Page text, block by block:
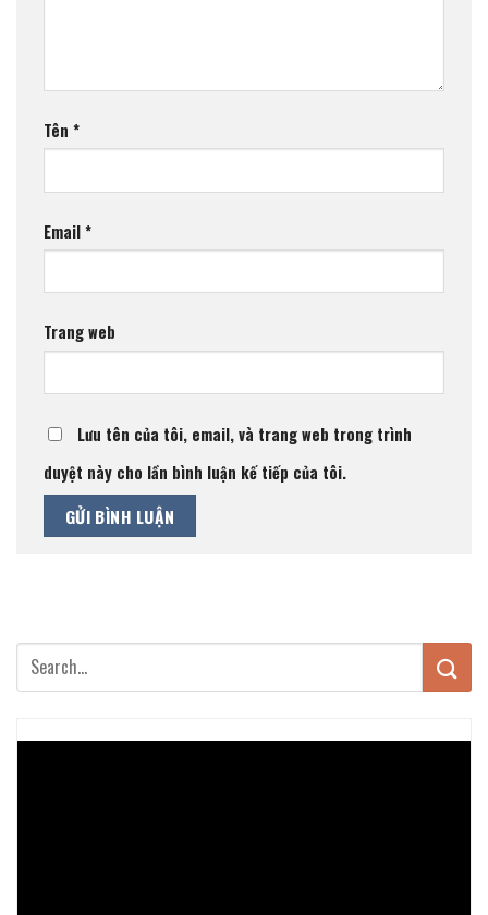
Tên *
Email*
Trang web
Lưu tên của tôi, email, và trang web trong trình
duyệt này cho lần bình luận kế tiếp của tôi.